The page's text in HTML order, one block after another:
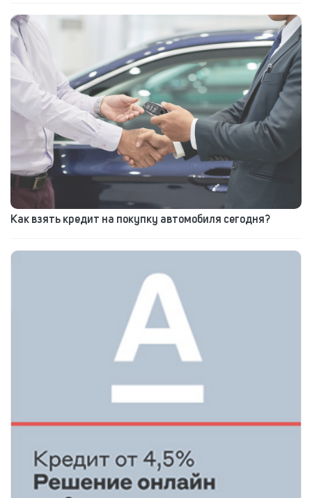
Как взять кредит на покупку автомобиля сегодня?